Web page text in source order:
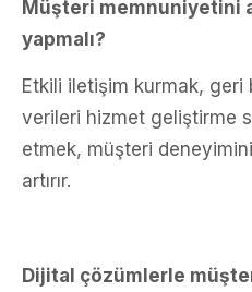
Müşteri memnuniyetini
yapmalı?
Etkili iletişim kurmak,
verileri hizmet geliştirme
etmek, müşteri
artırır.
Dijital çözümlerle